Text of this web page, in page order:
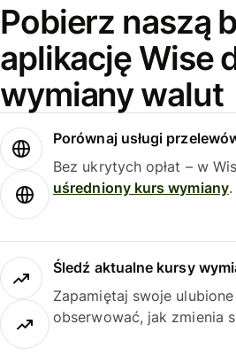
Pobierz naszą
aplikację Wise
wymiany walut
Porównaj usługi
Bez ukrytych opłat – w
uśredniony kurs wymiany.
Śledź aktualne kursy
Zapamiętaj swoje
obserwować, jak zmienia